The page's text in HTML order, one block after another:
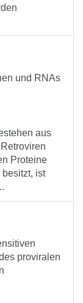
und RNAs
aus
Proteine
ist
proviralen